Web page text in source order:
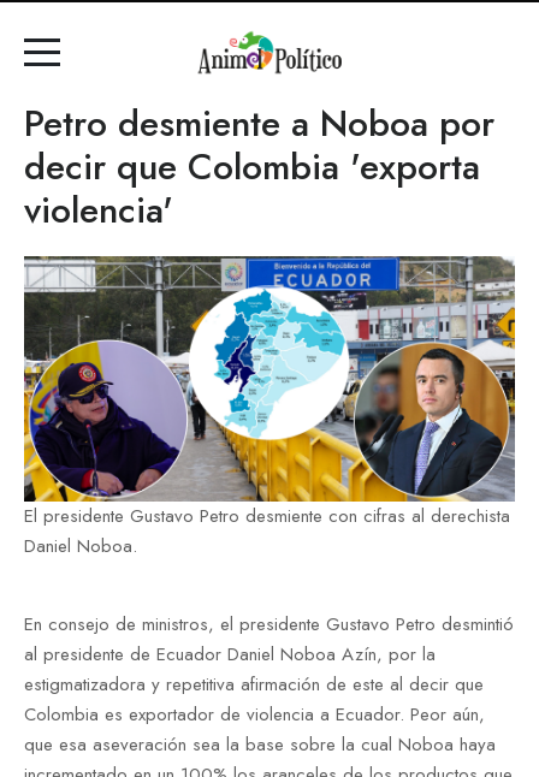
Petro desmiente a Noboa por
decir que Colombia 'exporta
violencia'
El presidente Gustavo Petro desmiente con cifras al derechista
Daniel Noboa.
En consejo de ministros, el presidente Gustavo Petro desmintió
al presidente de Ecuador Daniel Noboa Azín, por la
estigmatizadora y repetitiva afirmación de este al decir que
Colombia es exportador de violencia a Ecuador. Peor aún,
que esa aseveración sea la base sobre la cual Noboa haya